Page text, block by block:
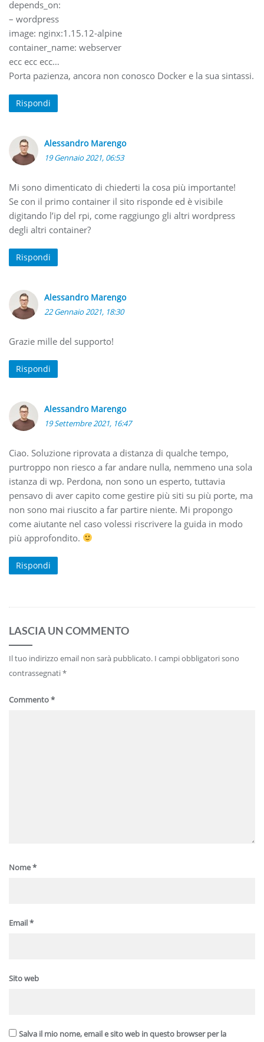
depends_on:
– wordpress
image: nginx:1.15.12-alpine
container_name: webserver
ecc ecc ecc…
Porta pazienza, ancora non conosco Docker e la sua sintassi.
Rispondi
Alessandro Marengo
19 Gennaio 2021, 06:53
Mi sono dimenticato di chiederti la cosa più importante!
Se con il primo container il sito risponde ed è visibile
digitando l’ip del rpi, come raggiungo gli altri wordpress
degli altri container?
Rispondi
Alessandro Marengo
22 Gennaio 2021, 18:30
Grazie mille del supporto!
Rispondi
Alessandro Marengo
19 Settembre 2021, 16:47
Ciao. Soluzione riprovata a distanza di qualche tempo,
purtroppo non riesco a far andare nulla, nemmeno una sola
istanza di wp. Perdona, non sono un esperto, tuttavia
pensavo di aver capito come gestire più siti su più porte, ma
non sono mai riuscito a far partire niente. Mi propongo
come aiutante nel caso volessi riscrivere la guida in modo
più approfondito.
Rispondi
LASCIA UN COMMENTO
Il tuo indirizzo email non sarà pubblicato. I campi obbligatori sono
contrassegnati*
Commento*
Nome*
Email*
Sito web
Salva il mio nome, email e sito web in questo browser per la